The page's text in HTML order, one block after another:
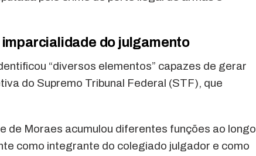
do julgamento
“diversos elementos” capazes de gerar
do Supremo Tribunal Federal (STF), que
de Moraes acumulou diferentes funções ao longo
como integrante do colegiado julgador e como